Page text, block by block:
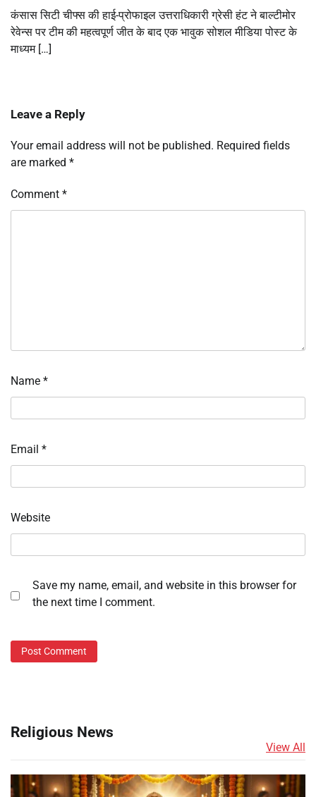
कंसास सिटी चीफ्स की हाई-प्रोफाइल उत्तराधिकारी ग्रेसी हंट ने बाल्टीमोर
रेवेन्स पर टीम की महत्वपूर्ण जीत के बाद एक भावुक सोशल मीडिया पोस्ट के
माध्यम […]
Leave a Reply
Your email address will not be published. Required fields
are marked *
Comment *
Name *
Email *
Website
Save my name, email, and website in this browser for
the next time I comment.
Religious News
View All